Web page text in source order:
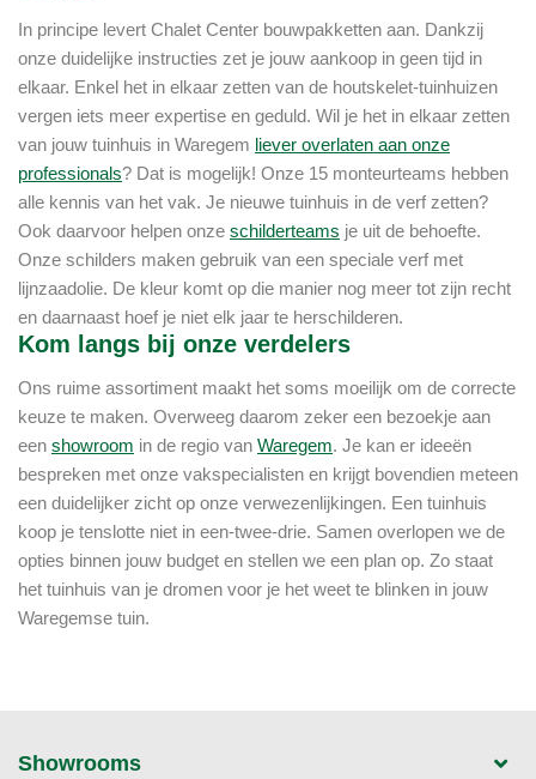
In principe levert Chalet Center bouwpakketten aan. Dankzij
onze duidelijke instructies zet je jouw aankoop in geen tijd in
elkaar. Enkel het in elkaar zetten van de houtskelet-tuinhuizen
vergen iets meer expertise en geduld. Wil je het in elkaar zetten
van jouw tuinhuis in Waregem liever overlaten aan onze
professionals? Dat is mogelijk! Onze 15 monteurteams hebben
alle kennis van het vak. Je nieuwe tuinhuis in de verf zetten?
Ook daarvoor helpen onze schilderteams je uit de behoefte.
Onze schilders maken gebruik van een speciale verf met
lijnzaadolie. De kleur komt op die manier nog meer tot zijn recht
en daarnaast hoef je niet elk jaar te herschilderen.
Kom langs bij onze verdelers
Ons ruime assortiment maakt het soms moeilijk om de correcte
keuze te maken. Overweeg daarom zeker een bezoekje aan
een showroom in de regio van Waregem. Je kan er ideeën
bespreken met onze vakspecialisten en krijgt bovendien meteen
een duidelijker zicht op onze verwezenlijkingen. Een tuinhuis
koop je tenslotte niet in een-twee-drie. Samen overlopen we de
opties binnen jouw budget en stellen we een plan op. Zo staat
het tuinhuis van je dromen voor je het weet te blinken in jouw
Waregemse tuin.
Showrooms